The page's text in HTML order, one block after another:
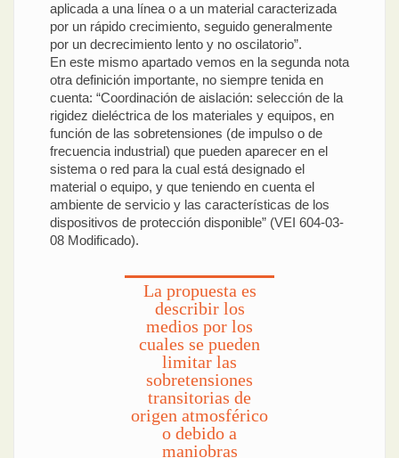
aplicada a una línea o a un material caracterizada
por un rápido crecimiento, seguido generalmente
por un decrecimiento lento y no oscilatorio”.
En este mismo apartado vemos en la segunda nota
otra definición importante, no siempre tenida en
cuenta: “Coordinación de aislación: selección de la
rigidez dieléctrica de los materiales y equipos, en
función de las sobretensiones (de impulso o de
frecuencia industrial) que pueden aparecer en el
sistema o red para la cual está designado el
material o equipo, y que teniendo en cuenta el
ambiente de servicio y las características de los
dispositivos de protección disponible” (VEI 604-03-
08 Modificado).
La propuesta es
describir los
medios por los
cuales se pueden
limitar las
sobretensiones
transitorias de
origen atmosférico
o debido a
maniobras